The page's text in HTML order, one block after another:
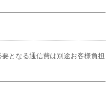
となる通信費は別途お客様負担